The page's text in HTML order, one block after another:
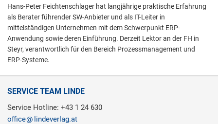
Hans-Peter Feichtenschlager hat langjährige praktische Erfahrung
als Berater führender SW-Anbieter und als IT-Leiter in
mittelständigen Unternehmen mit dem Schwerpunkt ERP-
Anwendung sowie deren Einführung. Derzeit Lektor an der FH in
Steyr, verantwortlich für den Bereich Prozessmanagement und
ERP-Systeme.
SERVICE TEAM LINDE
Service Hotline: +43 1 24 630
office
lindeverlag.at